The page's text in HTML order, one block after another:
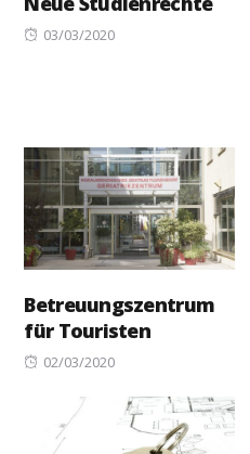
Posted
03/03/2020
Betreuungszentrum
für Touristen
Posted
02/03/2020